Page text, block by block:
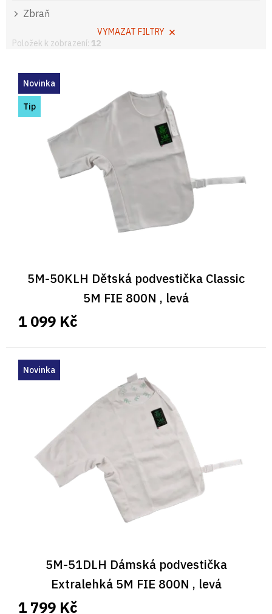
Zbraň
VYMAZAT FILTRY
Položek k zobrazení: 12
Novinka
Tip
5M-50KLH Dětská podvestička Classic
5M FIE 800N , levá
1 099 Kč
Novinka
5M-51DLH Dámská podvestička
Extralehká 5M FIE 800N , levá
1 799 Kč